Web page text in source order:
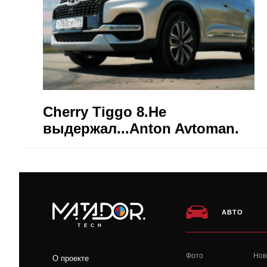
Cherry Tiggo 8.Не
выдержал...Anton Avtoman.
TECH
О проекте
АВТО
Фото